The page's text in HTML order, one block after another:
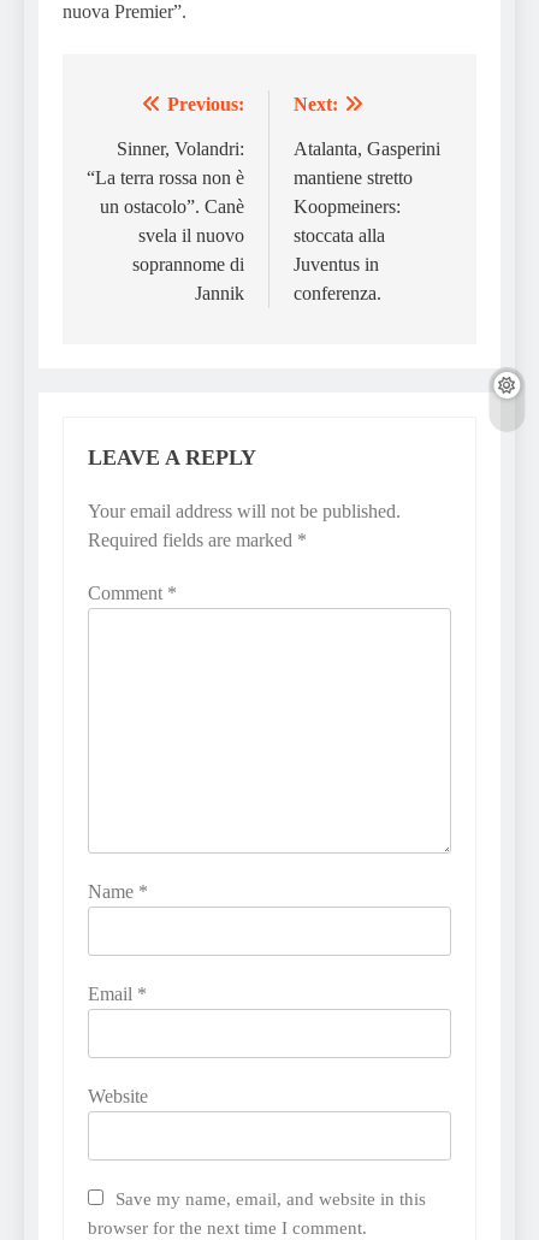
nuova Premier”.
navigation
Previous:
Sinner, Volandri:
“La terra rossa non è
un ostacolo”. Canè
svela il nuovo
soprannome di
Jannik
Next:
Atalanta, Gasperini
mantiene stretto
Koopmeiners:
stoccata alla
Juventus in
conferenza.
LEAVE A REPLY
Your email address will not be published.
Required fields are marked *
Comment *
Name *
Email *
Website
Save my name, email, and website in this
browser for the next time I comment.